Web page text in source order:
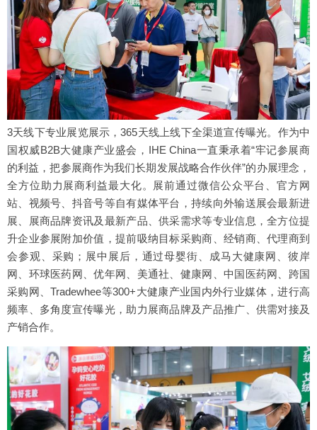
3天线下专业展览展示，365天线上线下全渠道宣传曝光。作为中
国权威B2B大健康产业盛会，IHE China一直秉承着“牢记参展商
的利益，把参展商作为我们长期发展战略合作伙伴”的办展理念，
全方位助力展商利益最大化。展前通过微信公众平台、官方网
站、视频号、抖音号等自有媒体平台，持续向外输送展会最新进
展、展商品牌资讯及最新产品、供采需求等专业信息，全方位提
升企业参展附加价值，提前吸纳目标采购商、经销商、代理商到
会参观、采购；展中展后，通过母婴街、成马大健康网、彼岸
网、环球医药网、优年网、美通社、健康网、中国医药网、跨国
采购网、Tradewhee等300+大健康产业国内外行业媒体，进行高
频率、多角度宣传曝光，助力展商品牌及产品推广、供需对接及
产销合作。